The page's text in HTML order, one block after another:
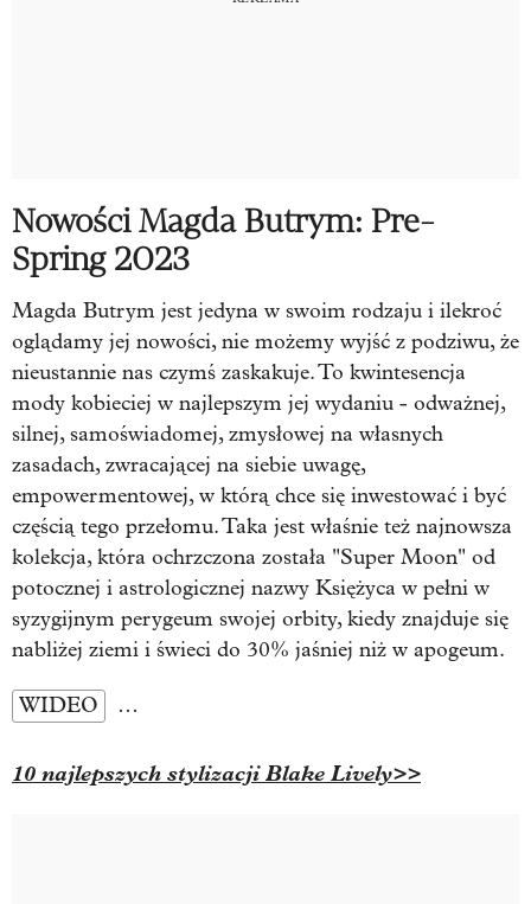
Nowości Magda Butrym: Pre-
Spring 2023
Magda Butrym jest jedyna w swoim rodzaju i ilekroć
oglądamy jej nowości, nie możemy wyjść z podziwu, że
nieustannie nas czymś zaskakuje. To kwintesencja
mody kobieciej w najlepszym jej wydaniu - odważnej,
silnej, samoświadomej, zmysłowej na własnych
zasadach, zwracającej na siebie uwagę,
empowermentowej, w którą chce się inwestować i być
częścią tego przełomu. Taka jest właśnie też najnowsza
kolekcja, która ochrzczona została "Super Moon" od
potocznej i astrologicznej nazwy Księżyca w pełni w
syzygijnym perygeum swojej orbity, kiedy znajduje się
nabliżej ziemi i świeci do 30% jaśniej niż w apogeum.
WIDEO …
10 najlepszych stylizacji Blake Lively>>